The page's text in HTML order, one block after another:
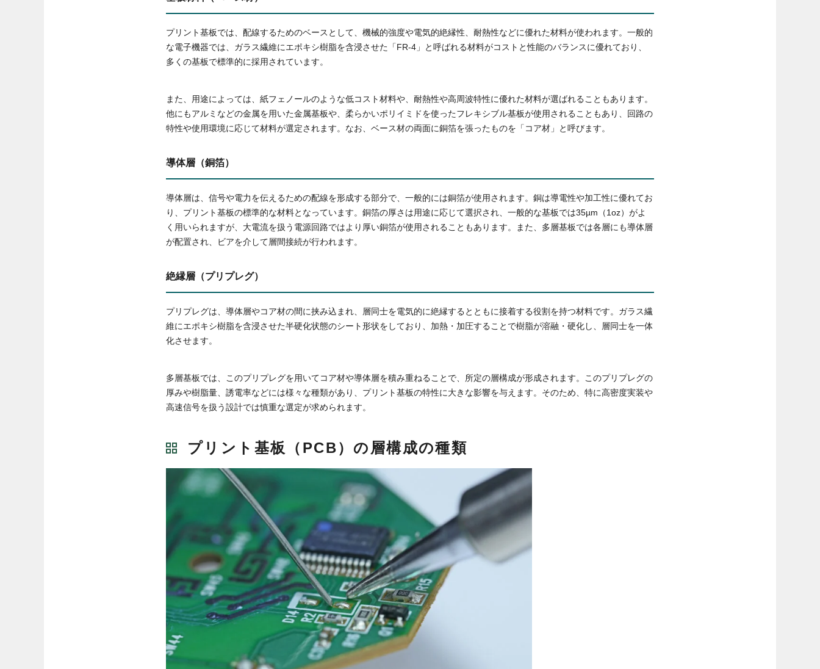
プリント基板では、配線するためのベースとして、機械的強度や電気的絶縁性、耐熱性などに優れた材料が使われます。一般的
な電子機器では、ガラス繊維にエポキシ樹脂を含浸させた「FR-4」と呼ばれる材料がコストと性能のバランスに優れており、
多くの基板で標準的に採用されています。
また、用途によっては、紙フェノールのような低コスト材料や、耐熱性や高周波特性に優れた材料が選ばれることもあります。
他にもアルミなどの金属を用いた金属基板や、柔らかいポリイミドを使ったフレキシブル基板が使用されることもあり、回路の
特性や使用環境に応じて材料が選定されます。なお、ベース材の両面に銅箔を張ったものを「コア材」と呼びます。
導体層（銅箔）
導体層は、信号や電力を伝えるための配線を形成する部分で、一般的には銅箔が使用されます。銅は導電性や加工性に優れてお
り、プリント基板の標準的な材料となっています。銅箔の厚さは用途に応じて選択され、一般的な基板では35µm（1oz）がよ
く用いられますが、大電流を扱う電源回路ではより厚い銅箔が使用されることもあります。また、多層基板では各層にも導体層
が配置され、ビアを介して層間接続が行われます。
絶縁層（プリプレグ）
プリプレグは、導体層やコア材の間に挟み込まれ、層同士を電気的に絶縁するとともに接着する役割を持つ材料です。ガラス繊
維にエポキシ樹脂を含浸させた半硬化状態のシート形状をしており、加熱・加圧することで樹脂が溶融・硬化し、層同士を一体
化させます。
多層基板では、このプリプレグを用いてコア材や導体層を積み重ねることで、所定の層構成が形成されます。このプリプレグの
厚みや樹脂量、誘電率などには様々な種類があり、プリント基板の特性に大きな影響を与えます。そのため、特に高密度実装や
高速信号を扱う設計では慎重な選定が求められます。
プリント基板（PCB）の層構成の種類